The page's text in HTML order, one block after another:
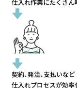
仕入れ作業にたくさん
契約、発注、支払いなど
仕入れプロセスが効率